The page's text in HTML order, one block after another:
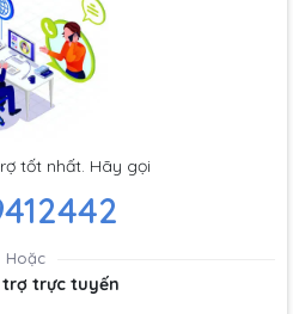
tốt nhất. Hãy gọi
Hoặc
trợ trực tuyến